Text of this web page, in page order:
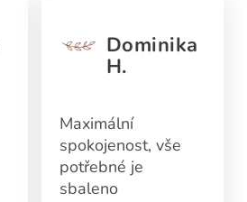
Dominika
H.
Maximální
spokojenost, vše
potřebné je
sbaleno